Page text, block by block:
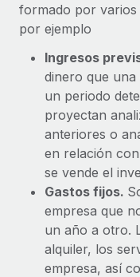
normativo.
Proporciona
en todo el mundo.
Apertura de
Abre entidades
Movilidad y
Reubica a los
Prestaciones
Gestiona las
complicaciones.
Impuestos
BLOG
Novedades de
Integraciones
Management
La misión de
todos los tamaños a
Más información
formado por
por ejemplo
Ingresos
dinero que una
un periodo
proyectan
anteriores o
en relación
se vende el
Gastos fijos.
empresa que
un año a otro.
alquiler, los
empresa, así